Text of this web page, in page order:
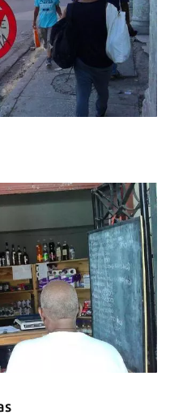
primero has de
14ymedio.
CANCELAR